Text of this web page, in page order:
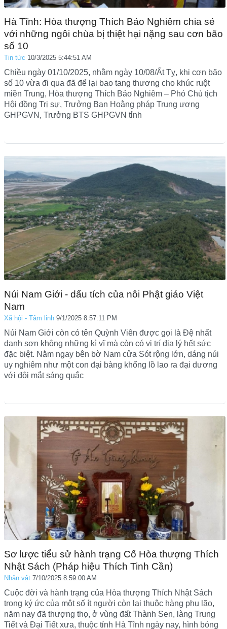
Hà Tĩnh: Hòa thượng Thích Bảo Nghiêm chia sẻ
với những ngôi chùa bị thiệt hại nặng sau cơn bão
số 10
Tin tức 10/3/2025 5:44:51 AM
Chiều ngày 01/10/2025, nhằm ngày 10/08/Ất Tỵ, khi cơn bão
số 10 vừa đi qua đã để lại bao tang thương cho khúc ruột
miền Trung, Hòa thượng Thích Bảo Nghiêm – Phó Chủ tịch
Hội đồng Trị sự, Trưởng Ban Hoằng pháp Trung ương
GHPGVN, Trưởng BTS GHPGVN tỉnh
Núi Nam Giới - dấu tích của nôi Phật giáo Việt
Nam
Xã hội - Tâm linh 9/1/2025 8:57:11 PM
Núi Nam Giới còn có tên Quỳnh Viên được gọi là Đệ nhất
danh sơn không những kì vĩ mà còn có vị trí địa lý hết sức
đặc biệt. Nằm ngay bên bờ Nam cửa Sót rộng lớn, dáng núi
uy nghiêm như một con đại bàng khổng lồ lao ra đại dương
với đôi mắt sáng quắc
Sơ lược tiểu sử hành trạng Cố Hòa thượng Thích
Nhật Sách (Pháp hiệu Thích Tinh Cần)
Nhân vật 7/10/2025 8:59:00 AM
Cuộc đời và hành trạng của Hòa thượng Thích Nhật Sách
trong ký ức của một số ít người còn lại thuộc hàng phụ lão,
năm nay đã thượng thọ, ở vùng đất Thành Sen, làng Trung
Tiết và Đại Tiết xưa, thuộc tỉnh Hà Tĩnh ngày nay, hình bóng